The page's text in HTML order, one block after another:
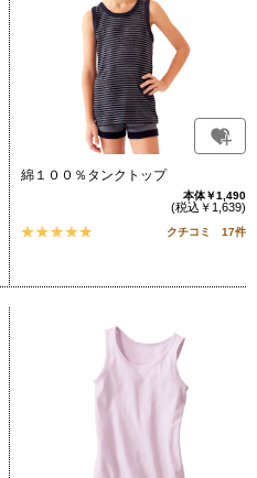
綿１００％タンクトップ
本体￥1,490
(税込￥1,639)
クチコミ 17件